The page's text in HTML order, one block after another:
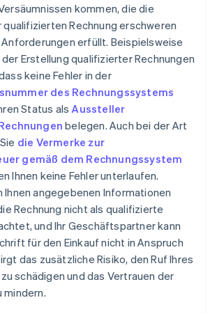
kommen, die die
qualifizierten Rechnung erschweren
erfüllt. Beispielsweise
Erstellung qualifizierter Rechnungen
keine Fehler in der
des Rechnungssystems
Status alsAussteller
belegen. Auch bei der Art
die Vermerke zur
gemäß dem Rechnungssystem
Ihnen keine Fehler unterlaufen.
Ihnen angegebenen Informationen
Rechnung nicht als qualifizierte
und Ihr Geschäftspartner kann
für den Einkauf nicht in Anspruch
das zusätzliche Risiko, den Ruf Ihres
schädigen und das Vertrauen der
mindern.